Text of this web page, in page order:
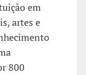
em
artes e
800